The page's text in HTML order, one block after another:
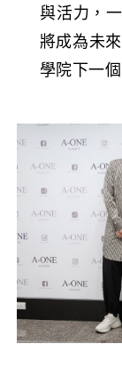
與活力，
將成為未
學院下一